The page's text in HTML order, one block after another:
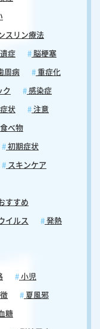
スリン療法
症 脳梗塞
周病 重症化
ク 感染症
状 注意
食べ物
初期症状
スキンケア
すすめ
イルス 発熱
小児
夏風邪
糖